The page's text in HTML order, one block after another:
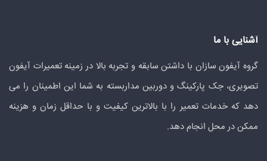
آشنایی با ما
گروه آیفون سازان با داشتن سابقه و تجربه بالا در زمینه تعمیرات آیفون
تصویری، جک پارکینگ و دوربین مداربسته به شما این اطمینان را می
دهد که خدمات تعمیر را با بالاترین کیفیت و با حداقل زمان و هزینه
ممکن در محل انجام دهد.